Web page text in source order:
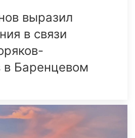
выразил
в связи
в Баренцевом